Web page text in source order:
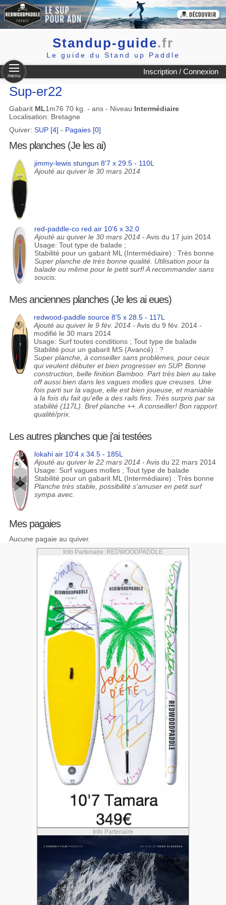
Standup-guide.fr
Le guide du Stand up Paddle
Inscription / Connexion
menu
Sup-er22
Gabarit ML1m76 70 kg. - ans - Niveau Intermédiaire
Localisation: Bretagne
Quiver: SUP [4] - Pagaies [0]
Mes planches (Je les ai)
jimmy-lewis stungun 8'7 x 29.5 - 110L
Ajouté au quiver le 30 mars 2014
red-paddle-co red air 10'6 x 32.0
Ajouté au quiver le 30 mars 2014 - Avis du 17 juin 2014
Usage: Tout type de balade ;
Stabilité pour un gabarit ML (Intermédiaire) : Très bonne
Super planche de très bonne qualité. Utilisation pour la
balade ou même pour le petit surf! A recommander sans
soucis.
Mes anciennes planches (Je les ai eues)
redwood-paddle source 8'5 x 28.5 - 117L
Ajouté au quiver le 9 fév. 2014 - Avis du 9 fév. 2014 -
modifié le 30 mars 2014
Usage: Surf toutes conditions ; Tout type de balade
Stabilité pour un gabarit MS (Avancé) : ?
Super planche, à conseiller sans problèmes, pour ceux
qui veulent débuter et bien progresser en SUP. Bonne
construction, belle finition Bamboo. Part très bien au take
off aussi bien dans les vagues molles que creuses. Une
fois parti sur la vague, elle est bien joueuse, et maniable
à la fois du fait qu'elle a des rails fins. Très surpris par sa
stabilité (117L). Bref planche ++. A conseiller! Bon rapport
qualité/prix.
Les autres planches que j'ai testées
lokahi air 10'4 x 34.5 - 185L
Ajouté au quiver le 22 mars 2014 - Avis du 22 mars 2014
Usage: Surf vagues molles ; Tout type de balade
Stabilité pour un gabarit ML (Intermédiaire) : Très bonne
Planche très stable, possibilité s'amuser en petit surf
sympa avec.
Mes pagaies
Aucune pagaie au quiver.
Info Partenaire: REDWOODPADDLE
Info Partenaire